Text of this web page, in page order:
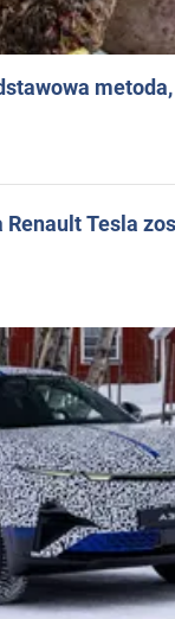
Tesla